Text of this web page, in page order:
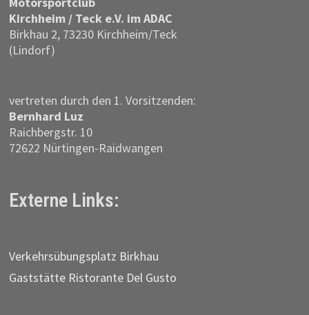
Kirchheim / Teck e.V. im ADAC
Birkhau 2, 73230 Kirchheim/Teck
(Lindorf)
vertreten durch den 1. Vorsitzenden:
Bernhard Luz
Raichbergstr. 10
72622 Nürtingen-Raidwangen
Externe Links:
Verkehrs­übungs­platz Birkhau
Gaststätte Ristorante Del Gusto